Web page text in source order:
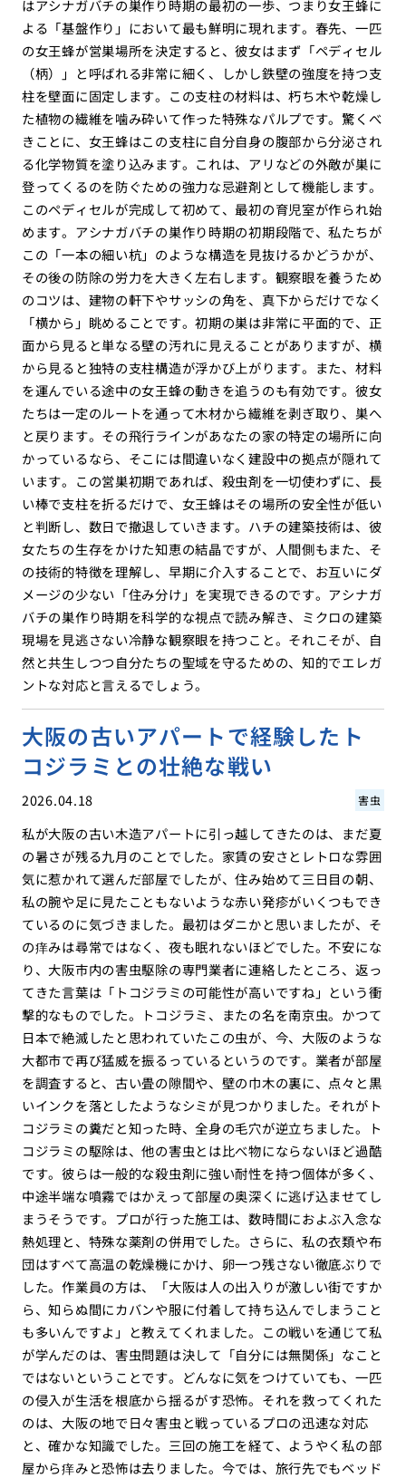
はアシナガバチの巣作り時期の最初の一歩、つまり女王蜂に
よる「基盤作り」において最も鮮明に現れます。春先、一匹
の女王蜂が営巣場所を決定すると、彼女はまず「ペディセル
（柄）」と呼ばれる非常に細く、しかし鉄壁の強度を持つ支
柱を壁面に固定します。この支柱の材料は、朽ち木や乾燥し
た植物の繊維を噛み砕いて作った特殊なパルプです。驚くべ
きことに、女王蜂はこの支柱に自分自身の腹部から分泌され
る化学物質を塗り込みます。これは、アリなどの外敵が巣に
登ってくるのを防ぐための強力な忌避剤として機能します。
このペディセルが完成して初めて、最初の育児室が作られ始
めます。アシナガバチの巣作り時期の初期段階で、私たちが
この「一本の細い杭」のような構造を見抜けるかどうかが、
その後の防除の労力を大きく左右します。観察眼を養うため
のコツは、建物の軒下やサッシの角を、真下からだけでなく
「横から」眺めることです。初期の巣は非常に平面的で、正
面から見ると単なる壁の汚れに見えることがありますが、横
から見ると独特の支柱構造が浮かび上がります。また、材料
を運んでいる途中の女王蜂の動きを追うのも有効です。彼女
たちは一定のルートを通って木材から繊維を剥ぎ取り、巣へ
と戻ります。その飛行ラインがあなたの家の特定の場所に向
かっているなら、そこには間違いなく建設中の拠点が隠れて
います。この営巣初期であれば、殺虫剤を一切使わずに、長
い棒で支柱を折るだけで、女王蜂はその場所の安全性が低い
と判断し、数日で撤退していきます。ハチの建築技術は、彼
女たちの生存をかけた知恵の結晶ですが、人間側もまた、そ
の技術的特徴を理解し、早期に介入することで、お互いにダ
メージの少ない「住み分け」を実現できるのです。アシナガ
バチの巣作り時期を科学的な視点で読み解き、ミクロの建築
現場を見逃さない冷静な観察眼を持つこと。それこそが、自
然と共生しつつ自分たちの聖域を守るための、知的でエレガ
ントな対応と言えるでしょう。
大阪の古いアパートで経験したト
コジラミとの壮絶な戦い
2026.04.18 害虫
私が大阪の古い木造アパートに引っ越してきたのは、まだ夏
の暑さが残る九月のことでした。家賃の安さとレトロな雰囲
気に惹かれて選んだ部屋でしたが、住み始めて三日目の朝、
私の腕や足に見たこともないような赤い発疹がいくつもでき
ているのに気づきました。最初はダニかと思いましたが、そ
の痒みは尋常ではなく、夜も眠れないほどでした。不安にな
り、大阪市内の害虫駆除の専門業者に連絡したところ、返っ
てきた言葉は「トコジラミの可能性が高いですね」という衝
撃的なものでした。トコジラミ、またの名を南京虫。かつて
日本で絶滅したと思われていたこの虫が、今、大阪のような
大都市で再び猛威を振るっているというのです。業者が部屋
を調査すると、古い畳の隙間や、壁の巾木の裏に、点々と黒
いインクを落としたようなシミが見つかりました。それがト
コジラミの糞だと知った時、全身の毛穴が逆立ちました。ト
コジラミの駆除は、他の害虫とは比べ物にならないほど過酷
です。彼らは一般的な殺虫剤に強い耐性を持つ個体が多く、
中途半端な噴霧ではかえって部屋の奥深くに逃げ込ませてし
まうそうです。プロが行った施工は、数時間におよぶ入念な
熱処理と、特殊な薬剤の併用でした。さらに、私の衣類や布
団はすべて高温の乾燥機にかけ、卵一つ残さない徹底ぶりで
した。作業員の方は、「大阪は人の出入りが激しい街ですか
ら、知らぬ間にカバンや服に付着して持ち込んでしまうこと
も多いんですよ」と教えてくれました。この戦いを通じて私
が学んだのは、害虫問題は決して「自分には無関係」なこと
ではないということです。どんなに気をつけていても、一匹
の侵入が生活を根底から揺るがす恐怖。それを救ってくれた
のは、大阪の地で日々害虫と戦っているプロの迅速な対応
と、確かな知識でした。三回の施工を経て、ようやく私の部
屋から痒みと恐怖は去りました。今では、旅行先でもベッド